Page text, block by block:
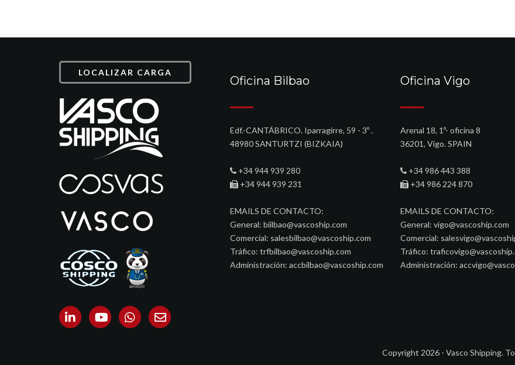
LOCALIZAR CARGA
Oficina Bilbao
Edf.-CANTÁBRICO. Iparragirre, 59 - 3º .
48980 SANTURTZI (BIZKAIA)‎
+34 944 939 280
+34 944 939 231
EMAILS DE CONTACTO:
General: biilbao@vascoship.com
Comercial: salesbilbao@vascoship.com
Tráfico: trfbilbao@vascoship.com
Administración: accbilbao@vascoship.com
Oficina Vigo
Arenal 18, 1º- oficina 8
36201, Vigo. SPAIN
+34 986 443 388
+34 986 224 870
EMAILS DE CONTACTO:
General: vigo@vascoship.com
Comercial:
Tráfico:
Administración:
Copyright 2026 - Vasco Shipping.